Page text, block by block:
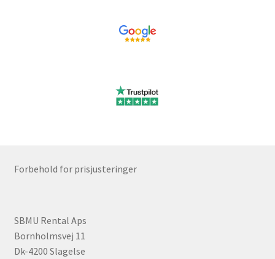
Forbehold for prisjusteringer
SBMU Rental Aps
Bornholmsvej 11
Dk-4200 Slagelse